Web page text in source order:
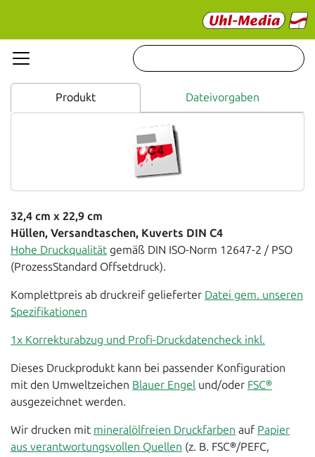
Produkt Dateivorgaben
32,4 cm x 22,9 cm
Hüllen, Versandtaschen, Kuverts DIN C4
Hohe Druckqualität gemäß DIN ISO-Norm 12647-2 / PSO
(ProzessStandard Offsetdruck).
Komplettpreis ab druckreif gelieferter Datei gem. unseren
Spezifikationen
1x Korrekturabzug und Profi-Druckdatencheck inkl.
Dieses Druckprodukt kann bei passender Konfiguration
mit den Umweltzeichen Blauer Engel und/oder FSC®
ausgezeichnet werden.
Wir drucken mit mineralölfreien Druckfarben auf Papier
aus verantwortungsvollen Quellen (z. B. FSC®/PEFC,